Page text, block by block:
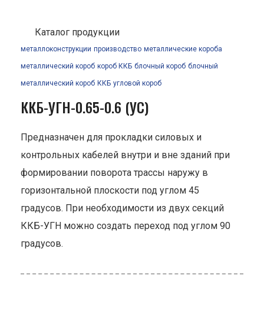
Каталог продукции
металлоконструкции производство металлические короба
металлический короб короб ККБ блочный короб блочный
металлический короб ККБ угловой короб
ККБ-УГН-0.65-0.6 (УС)
Предназначен для прокладки силовых и
контрольных кабелей внутри и вне зданий при
формировании поворота трассы наружу в
горизонтальной плоскости под углом 45
градусов. При необходимости из двух секций
ККБ-УГН можно создать переход под углом 90
градусов.